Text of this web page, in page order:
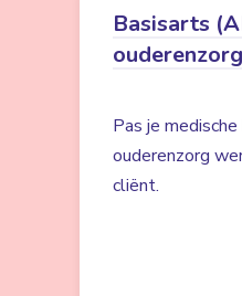
Basisarts
ouderenzorg
Pas je
ouderenzorg
cliënt.